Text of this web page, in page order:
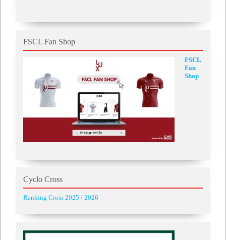
FSCL Fan Shop
FSCL
Fan
Shop
Cyclo Cross
Ranking Cross 2025 / 2026